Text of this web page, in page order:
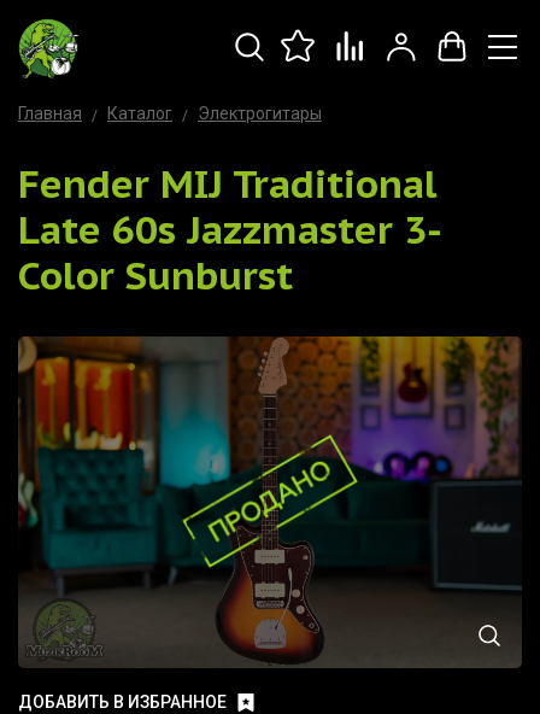
Главная Каталог Электрогитары
Fender MIJ Traditional
Late 60s Jazzmaster 3-
Color Sunburst
ДОБАВИТЬ В ИЗБРАННОЕ